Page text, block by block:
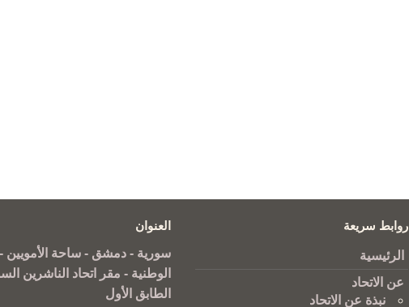
روابط سريعة
الرئيسية
عن الاتحاد
نبذة عن الاتحاد
العنوان
سورية - دمشق - ساحة الأمويين -
الوطنية - مقر اتحاد الناشرين
الطابق الأول